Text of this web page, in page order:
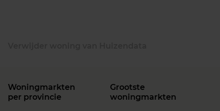
Woningmarkten
per provincie
Grootste
woningmarkten